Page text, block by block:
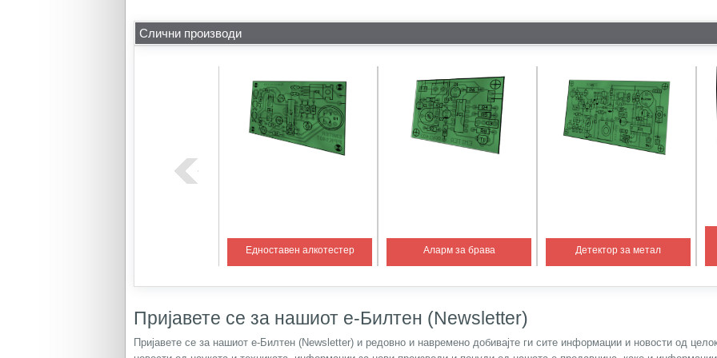
Слични производи
Едноставен алкотестер Аларм за брава Детектор за метал
Пријавете се за нашиот е-Билтен (Newsletter)
Пријавете се за нашиот е-Билтен (Newsletter) и редовно и навремено добивајте ги сите информации и новости од